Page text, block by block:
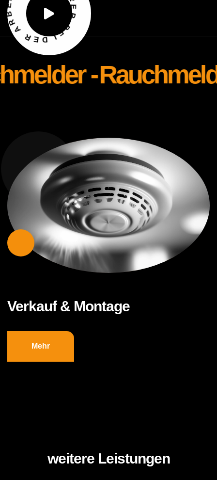
R
E
R
B
E
I
D
E
R
A
R
B
-
Verkauf & Montage
Mehr
weitere Leistungen